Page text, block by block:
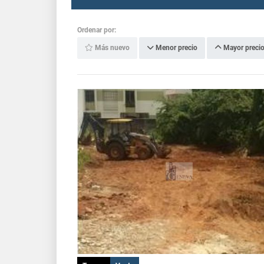
Ordenar por:
Más nuevo Menor precio Mayor precio